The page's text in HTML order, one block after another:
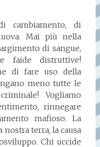
cambiamento, di
Mai più nella
di sangue,
faide distruttive!
di fare uso della
meno tutte le
Vogliamo
rinnegare
mafioso. La
nostra terra, la causa
Chi uccide